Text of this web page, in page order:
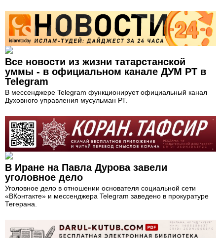
Все новости из жизни татарстанской
уммы - в официальном канале ДУМ РТ в
Telegram
В мессенджере Telegram функционирует официальный канал
Духовного управления мусульман РТ.
В Иране на Павла Дурова завели
уголовное дело
Уголовное дело в отношении основателя социальной сети
«ВКонтакте» и мессенджера Telegram заведено в прокуратуре
Тегерана.